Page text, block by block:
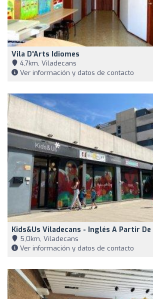
Vila D'Arts Idiomes
4,7km, Viladecans
Ver información y datos de contacto
Kids&Us Viladecans - Inglés A Partir De
5,0km, Viladecans
Ver información y datos de contacto